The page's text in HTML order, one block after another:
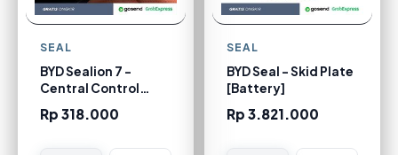
SEAL
BYD Sealion 7 -
Central Control
Rp 318.000
SEAL
BYD Seal - Skid Plate
[Battery]
Rp 3.821.000